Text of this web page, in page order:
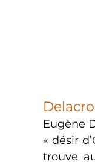
Eugène
« désir
trouve